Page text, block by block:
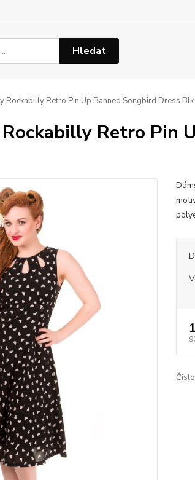
Hledat
Rockabilly Retro Pin Up Banned Songbird Dress Blk
Retro Pin